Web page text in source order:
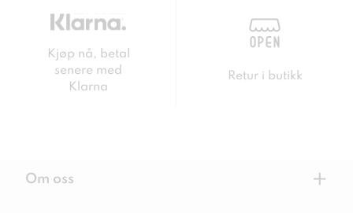
Kjøp nå, betal
senere med
Klarna
Retur i butikk
Om oss +